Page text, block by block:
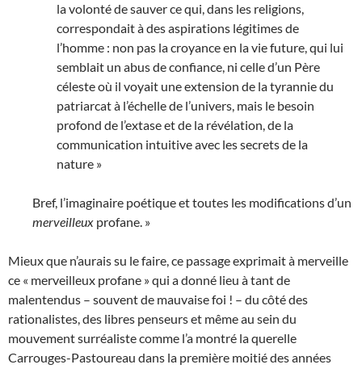
la volonté de sauver ce qui, dans les religions,
correspondait à des aspirations légitimes de
l’homme : non pas la croyance en la vie future, qui lui
semblait un abus de confiance, ni celle d’un Père
céleste où il voyait une extension de la tyrannie du
patriarcat à l’échelle de l’univers, mais le besoin
profond de l’extase et de la révélation, de la
communication intuitive avec les secrets de la
nature »
Bref, l’imaginaire poétique et toutes les modifications d’un
merveilleux profane. »
Mieux que n’aurais su le faire, ce passage exprimait à merveille
ce « merveilleux profane » qui a donné lieu à tant de
malentendus – souvent de mauvaise foi ! – du côté des
rationalistes, des libres penseurs et même au sein du
mouvement surréaliste comme l’a montré la querelle
Carrouges-Pastoureau dans la première moitié des années